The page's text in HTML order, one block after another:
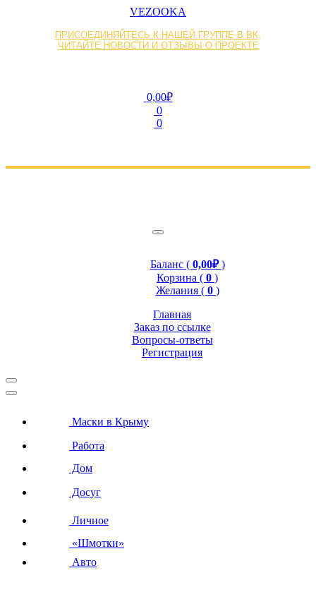
VEZOOKA
ПРИСОЕДИНЯЙТЕСЬ К НАШЕЙ ГРУППЕ В ВК,
ЧИТАЙТЕ НОВОСТИ И ОТЗЫВЫ О ПРОЕКТЕ
0,00₽
0
0
Баланс ( 0,00₽)
Корзина ( 0 )
Желания ( 0 )
Главная
Заказ по ссылке
Вопросы-ответы
Регистрация
Маски в Крыму
Работа
Дом
Досуг
Личное
«Шмотки»
Авто